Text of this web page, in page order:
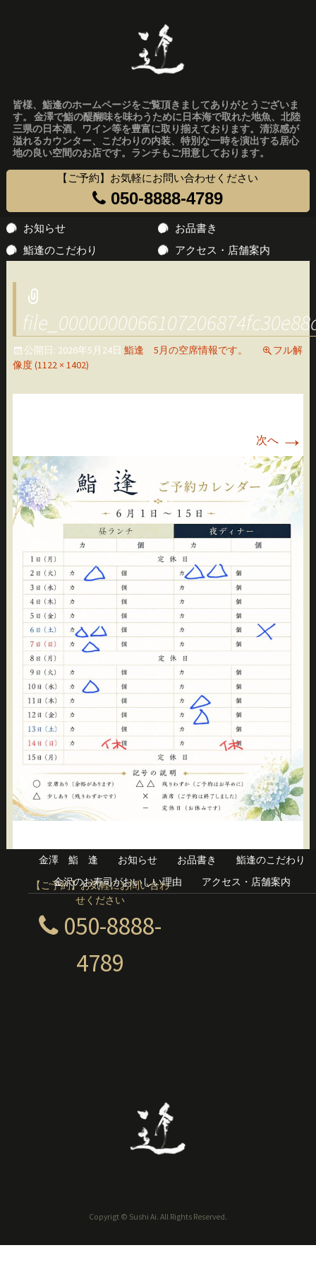
皆様、鮨逢のホームページをご覧頂きましてありがとうございま
す。 金澤で鮨の醍醐味を味わうために日本海で取れた地魚、北陸
三県の日本酒、ワイン等を豊富に取り揃えております。清涼感が
溢れるカウンター、こだわりの内装、特別な一時を演出する居心
地の良い空間のお店です。ランチもご用意しております。
【ご予約】お気軽にお問い合わせください
050-8888-4789
コ
ン
テ
動
お知らせ
お品書き
鮨逢のこだわり
アクセス・店舗案内
公開日: 2026年5月24日 鮨逢 5月の空席情報です。
フル解
像度 (1122 × 1402)
次へ →
【ご予約】お気軽にお問い合わ
せください
050-8888-
4789
金澤 鮨 逢 お知らせ お品書き
鮨逢のこだわり
金沢のお寿司がおいしい理由
アクセス・店舗案内
Copyrigt © Sushi Ai. All Rights Reserved.